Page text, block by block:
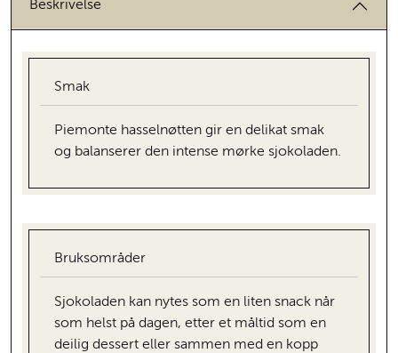
Beskrivelse
Smak
Piemonte hasselnøtten gir en delikat smak
og balanserer den intense mørke sjokoladen.
Bruksområder
Sjokoladen kan nytes som en liten snack når
som helst på dagen, etter et måltid som en
deilig dessert eller sammen med en kopp